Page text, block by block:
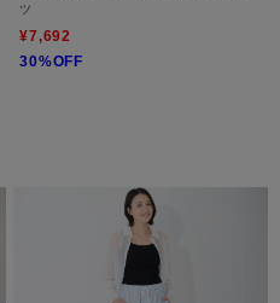
ツ
¥7,692
30%OFF